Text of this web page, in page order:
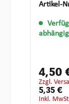
Artikel-
4,50
zzgl.
5,35 €
inkl.